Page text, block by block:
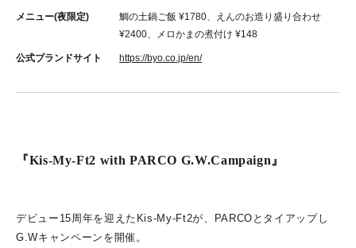
メニュー(夜限定)
鯛の土鍋ご飯 ¥1780、えんのお造り盛り合わせ
¥2400、メロかまの煮付け ¥148
公式ブランドサイト https://byo.co.jp/en/
『Kis-My-Ft2 with PARCO G.W.Campaign』
デビュー15周年を迎えたKis-My-Ft2が、PARCOとタイアップし
G.Wキャンペーンを開催。